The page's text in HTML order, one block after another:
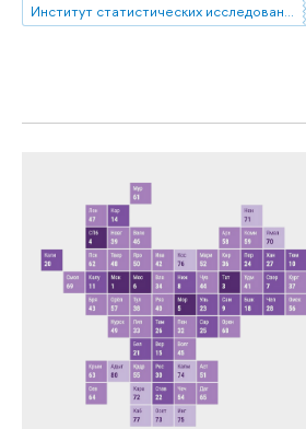
Институт статистических исследований и экономики знаний